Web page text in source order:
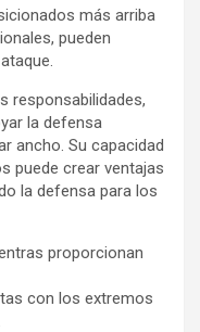
más arriba
pueden
responsabilidades,
la defensa
ancho. Su capacidad
puede crear ventajas
la defensa para los
proporcionan
con los extremos